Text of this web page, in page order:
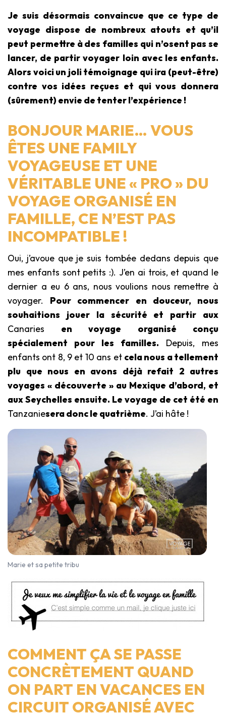
Je suis désormais convaincue que ce type de
voyage dispose de nombreux atouts et qu’il
peut permettre à des familles qui n’osent pas se
lancer, de partir voyager loin avec les enfants.
Alors voici un joli témoignage qui ira (peut-être)
contre vos idées reçues et qui vous donnera
(sûrement) envie de tenter l’expérience !
BONJOUR MARIE… VOUS
ÊTES UNE FAMILY
VOYAGEUSE ET UNE
VÉRITABLE UNE « PRO » DU
VOYAGE ORGANISÉ EN
FAMILLE, CE N’EST PAS
INCOMPATIBLE !
Oui, j’avoue que je suis tombée dedans depuis que
mes enfants sont petits :). J’en ai trois, et quand le
dernier a eu 6 ans, nous voulions nous remettre à
voyager. Pour commencer en douceur, nous
souhaitions jouer la sécurité et partir aux
Canaries en voyage organisé conçu
spécialement pour les familles. Depuis, mes
enfants ont 8, 9 et 10 ans et cela nous a tellement
plu que nous en avons déjà refait 2 autres
voyages « découverte » au Mexique d’abord, et
aux Seychelles ensuite. Le voyage de cet été en
Tanzaniesera donc le quatrième. J’ai hâte !
Marie et sa petite tribu
COMMENT ÇA SE PASSE
CONCRÈTEMENT QUAND
ON PART EN VACANCES EN
CIRCUIT ORGANISÉ AVEC